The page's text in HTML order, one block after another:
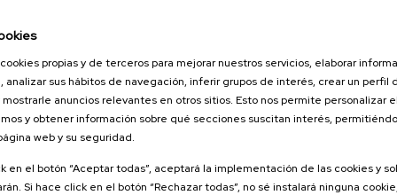
Eléctrico
para la limpieza por
seguro para los plásticos y no
LPS ELECTRA-X 2.0 Contact
Remueve suciedad,
propias y de terceros para mejorar nuestros servicios, elaborar
analizar sus hábitos de navegación, inferir grupos de interés, crear un perfil
anuncios relevantes en otros sitios. Esto nos permite personalizar
y obtener información sobre qué secciones suscitan interés,
web y su seguridad.
en el botón “Aceptar todas”, aceptará la implementación de las cookies y
Si hace click en el botón “Rechazar todas”, no sé instalará ninguna